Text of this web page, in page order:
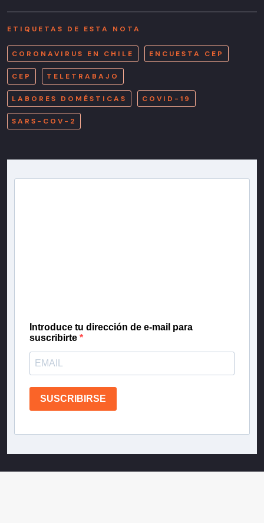
ETIQUETAS DE ESTA NOTA
CORONAVIRUS EN CHILE ENCUESTA CEP
CEP TELETRABAJO
LABORES DOMÉSTICAS COVID-19
SARS-COV-2
Introduce tu dirección de e-mail para
suscribirte
SUSCRIBIRSE